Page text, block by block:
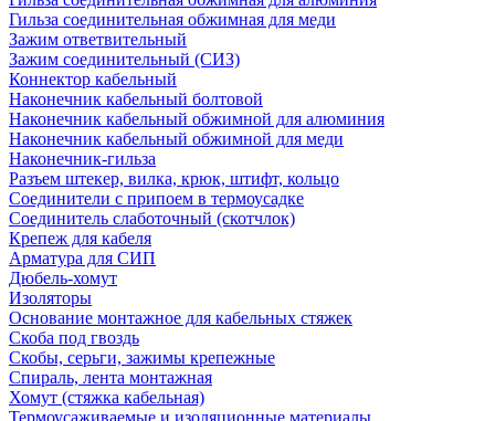
Гильза соединительная обжимная для меди
Зажим ответвительный
Зажим соединительный (СИЗ)
Коннектор кабельный
Наконечник кабельный болтовой
Наконечник кабельный обжимной для алюминия
Наконечник кабельный обжимной для меди
Наконечник-гильза
Разъем штекер, вилка, крюк, штифт, кольцо
Соединители с припоем в термоусадке
Соединитель слаботочный (скотчлок)
Крепеж для кабеля
Арматура для СИП
Дюбель-хомут
Изоляторы
Основание монтажное для кабельных стяжек
Скоба под гвоздь
Скобы, серьги, зажимы крепежные
Спираль, лента монтажная
Хомут (стяжка кабельная)
Термоусаживаемые и изоляционные материалы